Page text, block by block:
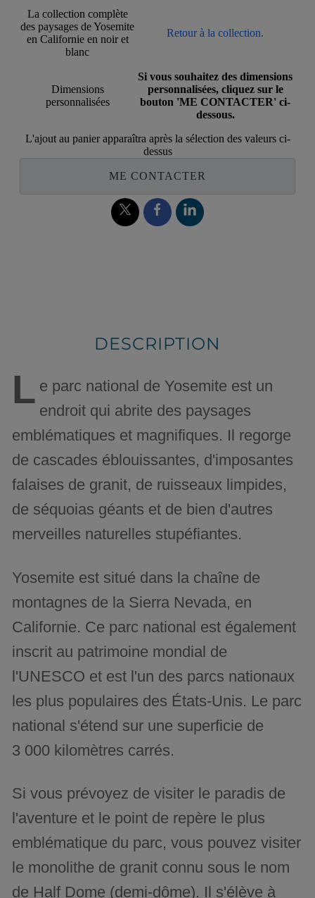
La collection complète
des paysages de Yosemite
en Californie en noir et
blanc
Retour à la collection.
Dimensions
personnalisées
Si vous souhaitez des dimensions
personnalisées, cliquez sur le
bouton 'ME CONTACTER' ci-
dessous.
L'ajout au panier apparaîtra après la sélection des valeurs ci-
dessus
ME CONTACTER
DESCRIPTION
L e parc national de Yosemite est un
endroit qui abrite des paysages
emblématiques et magnifiques. Il regorge
de cascades éblouissantes, d'imposantes
falaises de granit, de ruisseaux limpides,
de séquoias géants et de bien d'autres
merveilles naturelles stupéfiantes.
Yosemite est situé dans la chaîne de
montagnes de la Sierra Nevada, en
Californie. Ce parc national est également
inscrit au patrimoine mondial de
l'UNESCO et est l'un des parcs nationaux
les plus populaires des États-Unis. Le parc
national s'étend sur une superficie de
3 000 kilomètres carrés.
Si vous prévoyez de visiter le paradis de
l'aventure et le point de repère le plus
emblématique du parc, vous pouvez visiter
le monolithe de granit connu sous le nom
de Half Dome (demi-dôme). Il s'élève à